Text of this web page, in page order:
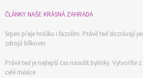
ČLÁNKY NAŠE KRÁSNÁ ZAHRADA
Srpen přeje hrášku i fazolím. Právě teď dozrávají
zdrojů bílkovin
Právě teď je nejlepší čas nasušit bylinky. Vytvoříte
celé měsíce